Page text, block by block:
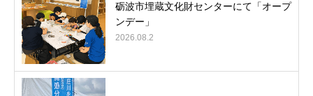
砺波市埋蔵文化財センターにて「オープ
ンデー」
2026.08.2